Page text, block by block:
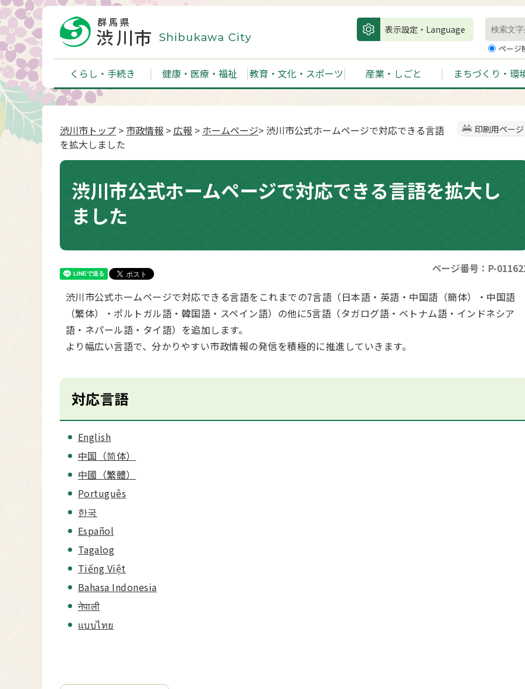
表示設定・Language
ページ
くらし・手続き 健康・医療・福祉 教育・文化・スポーツ 産業・しごと まちづくり・環
印刷用ページ
渋川市トップ > 市政情報 >広報 > ホームページ> 渋川市公式ホームページで対応できる言語
を拡大しました
渋川市公式ホームページで対応できる言語を拡大し
ました
ページ番号：P-
渋川市公式ホームページで対応できる言語をこれまでの7言語（日本語・英語・中国語（簡体）・中国語
（繁体）・ポルトガル語・韓国語・スペイン語）の他に5言語（タガログ語・ベトナム語・インドネシア
語・ネパール語・タイ語）を追加します。
より幅広い言語で、分かりやすい市政情報の発信を積極的に推進していきます。
対応言語
English
中国（简体）
中國（繁體）
Português
한국
Español
Tagalog
Tiếng Việt
Bahasa Indonesia
नेपाली
แบบไทย